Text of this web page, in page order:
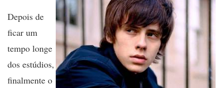
Depois de
ficar um
tempo longe
dos estúdios,
finalmente o